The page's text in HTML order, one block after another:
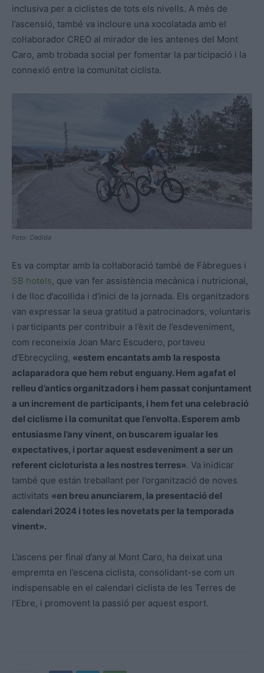
inclusiva per a ciclistes de tots els nivells. A més de
l’ascensió, també va incloure una xocolatada amb el
col·laborador CREO al mirador de les antenes del Mont
Caro, amb trobada social per fomentar la participació i la
connexió entre la comunitat ciclista.
Foto: Cedida
Es va comptar amb la col·laboració també de Fàbregues i
SB hotels, que van fer assistència mecànica i nutricional,
i de lloc d’acollida i d’inici de la jornada. Els organitzadors
van expressar la seua gratitud a patrocinadors, voluntaris
i participants per contribuir a l’èxit de l’esdeveniment,
com reconeixia Joan Marc Escudero, portaveu
d’Ebrecycling, «estem encantats amb la resposta
aclaparadora que hem rebut enguany. Hem agafat el
relleu d’antics organitzadors i hem passat conjuntament
a un increment de participants, i hem fet una celebració
del ciclisme i la comunitat que l’envolta. Esperem amb
entusiasme l’any vinent, on buscarem igualar les
expectatives, i portar aquest esdeveniment a ser un
referent cicloturista a les nostres terres». Va inidicar
també que están treballant per l’organització de noves
activitats «en breu anunciarem, la presentació del
calendari 2024 i totes les novetats per la temporada
vinent».
L’ascens per final d’any al Mont Caro, ha deixat una
empremta en l’escena ciclista, consolidant-se com un
indispensable en el calendari ciclista de les Terres de
l’Ebre, i promovent la passió per aquest esport.